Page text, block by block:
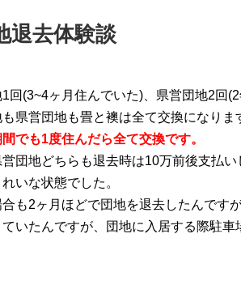
退去体験談
回(3~4ヶ月住んでいた)、県営団地2回
県営団地も畳と襖は全て交換になりま
でも1度住んだら全て交換です。
団地どちらも退去時は10万前後支払
いな状態でした。
も2ヶ月ほどで団地を退去したんです
いたんですが、団地に入居する際駐